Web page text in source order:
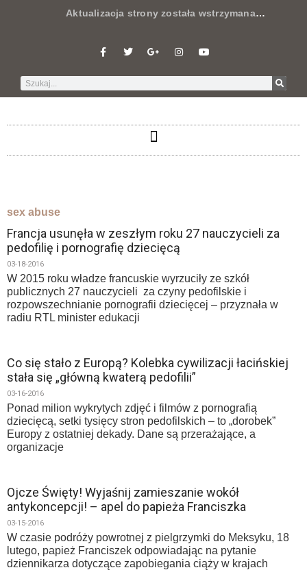
Aktualizacja strony została wstrzymana…
sex abuse
Francja usunęła w zeszłym roku 27 nauczycieli za
pedofilię i pornografię dziecięcą
03-18-2016
W 2015 roku władze francuskie wyrzuciły ze szkół
publicznych 27 nauczycieli za czyny pedofilskie i
rozpowszechnianie pornografii dziecięcej – przyznała w
radiu RTL minister edukacji
Co się stało z Europą? Kolebka cywilizacji łacińskiej
stała się „główną kwaterą pedofilii”
03-16-2016
Ponad milion wykrytych zdjęć i filmów z pornografią
dziecięcą, setki tysięcy stron pedofilskich – to „dorobek”
Europy z ostatniej dekady. Dane są przerażające, a
organizacje
Ojcze Święty! Wyjaśnij zamieszanie wokół
antykoncepcji! – apel do papieża Franciszka
03-15-2016
W czasie podróży powrotnej z pielgrzymki do Meksyku, 18
lutego, papież Franciszek odpowiadając na pytanie
dziennikarza dotyczące zapobiegania ciąży w krajach